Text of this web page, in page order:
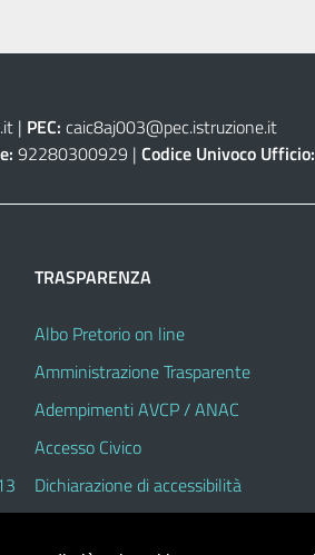
| PEC: caic8aj003@pec.istruzione.it
92280300929 | Codice Univoco Ufficio:
TRASPARENZA
Albo Pretorio on line
Amministrazione Trasparente
Adempimenti AVCP / ANAC
Accesso Civico
Dichiarazione di accessibilità